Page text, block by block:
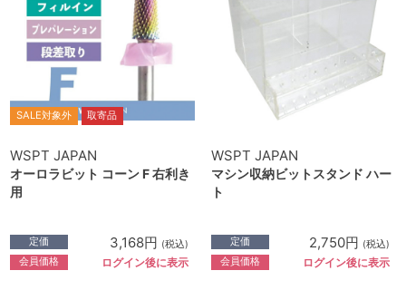
SALE対象外 取寄品
WSPT JAPAN
オーロラビット コーン F 右利き
用
定価 3,168円 (税込)
会員価格 ログイン後に表示
WSPT JAPAN
マシン収納ビットスタンド ハー
ト
定価 2,750円 (税込)
会員価格 ログイン後に表示